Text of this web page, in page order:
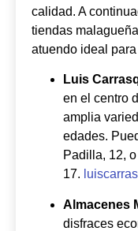
calidad. A
tiendas
atuendo ideal
Luis
en el centro
amplia
edades.
Padilla, 12,
17.
Almacenes
disfraces